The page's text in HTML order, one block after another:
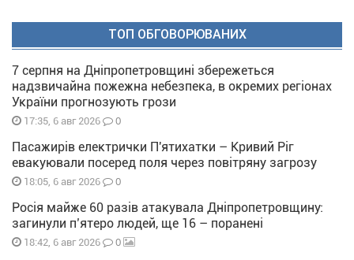
ТОП ОБГОВОРЮВАНИХ
7 серпня на Дніпропетровщині збережеться
надзвичайна пожежна небезпека, в окремих регіонах
України прогнозують грози
17:35, 6 авг 2026 0
Пасажирів електрички П'ятихатки – Кривий Ріг
евакуювали посеред поля через повітряну загрозу
18:05, 6 авг 2026 0
Росія майже 60 разів атакувала Дніпропетровщину:
загинули п’ятеро людей, ще 16 – поранені
18:42, 6 авг 2026 0